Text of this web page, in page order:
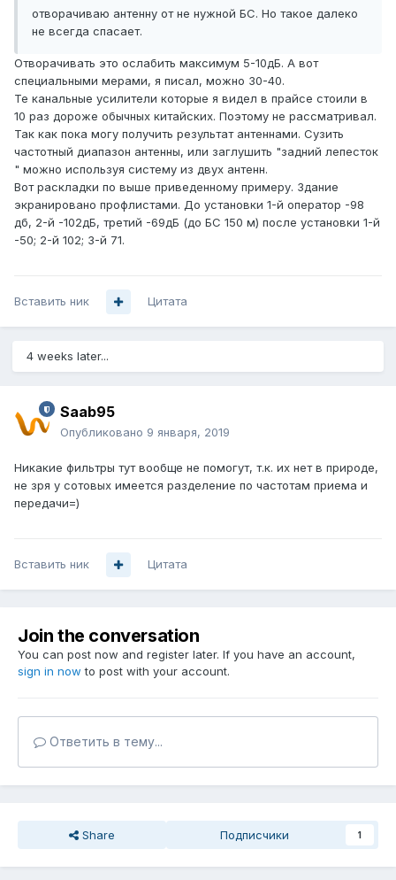
отворачиваю антенну от не нужной БС. Но такое далеко
не всегда спасает.
Отворачивать это ослабить максимум 5-10дБ. А вот
специальными мерами, я писал, можно 30-40.
Те канальные усилители которые я видел в прайсе стоили в
10 раз дороже обычных китайских. Поэтому не рассматривал.
Так как пока могу получить результат антеннами. Сузить
частотный диапазон антенны, или заглушить "задний лепесток
" можно используя систему из двух антенн.
Вот раскладки по выше приведенному примеру. Здание
экранировано профлистами. До установки 1-й оператор -98
дб, 2-й -102дБ, третий -69дБ (до БС 150 м) после установки 1-й
-50; 2-й 102; 3-й 71.
Вставить ник Цитата
4 weeks later...
Saab95
Опубликовано 9 января, 2019
Никакие фильтры тут вообще не помогут, т.к. их нет в природе,
не зря у сотовых имеется разделение по частотам приема и
передачи=)
Вставить ник Цитата
Join the conversation
You can post now and register later. If you have an account,
sign in now to post with your account.
Ответить в тему...
Share Подписчики 1